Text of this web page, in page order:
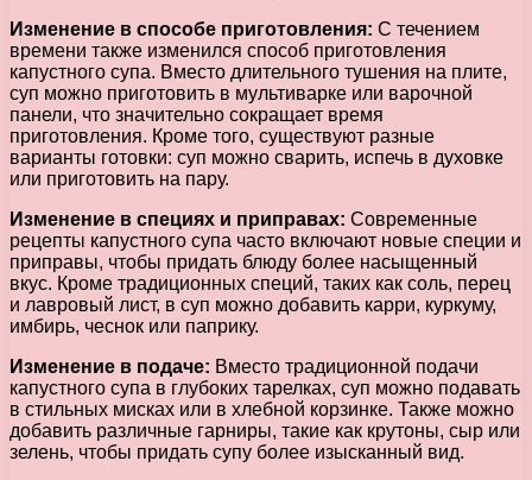
Изменение в способе приготовления: С течением
времени также изменился способ приготовления
капустного супа. Вместо длительного тушения на плите,
суп можно приготовить в мультиварке или варочной
панели, что значительно сокращает время
приготовления. Кроме того, существуют разные
варианты готовки: суп можно сварить, испечь в духовке
или приготовить на пару.
Изменение в специях и приправах: Современные
рецепты капустного супа часто включают новые специи и
приправы, чтобы придать блюду более насыщенный
вкус. Кроме традиционных специй, таких как соль, перец
и лавровый лист, в суп можно добавить карри, куркуму,
имбирь, чеснок или паприку.
Изменение в подаче: Вместо традиционной подачи
капустного супа в глубоких тарелках, суп можно подавать
в стильных мисках или в хлебной корзинке. Также можно
добавить различные гарниры, такие как крутоны, сыр или
зелень, чтобы придать супу более изысканный вид.